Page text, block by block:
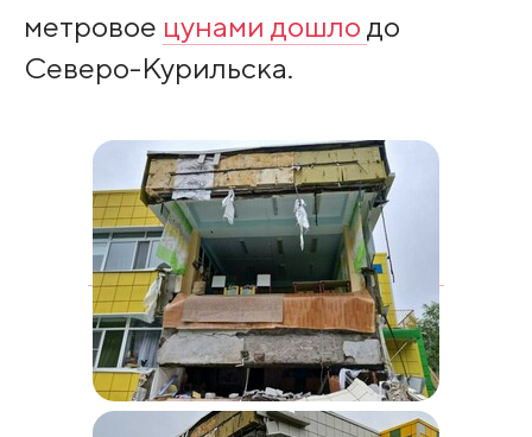
метровое цунами дошло до
Северо-Курильска.